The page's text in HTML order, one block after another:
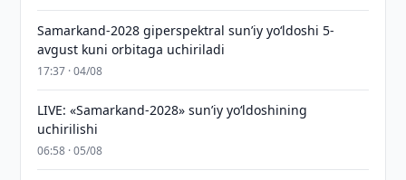
Samarkand-2028 giperspektral sun’iy yo‘ldoshi 5-
avgust kuni orbitaga uchiriladi
17:37 · 04/08
LIVE: «Samarkand-2028» sun’iy yo‘ldoshining
uchirilishi
06:58 · 05/08